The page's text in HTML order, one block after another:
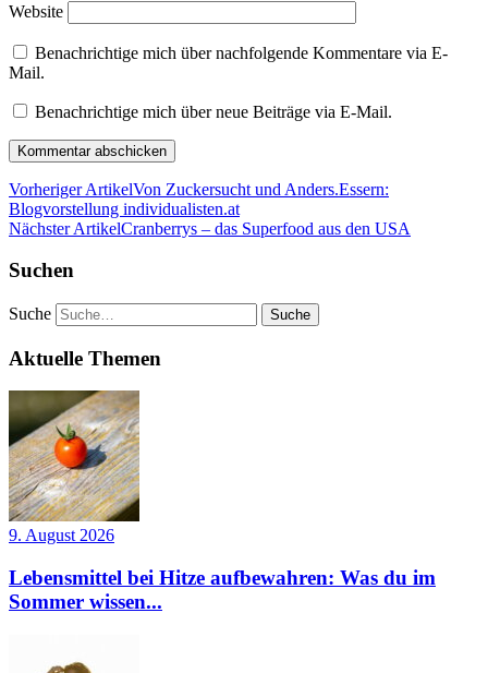
Website
Benachrichtige mich über nachfolgende Kommentare via E-
Mail.
Benachrichtige mich über neue Beiträge via E-Mail.
Vorheriger ArtikelVon Zuckersucht und Anders.Essern:
Blogvorstellung individualisten.at
Nächster ArtikelCranberrys – das Superfood aus den USA
Suchen
Suche
Aktuelle Themen
9. August 2026
Lebensmittel bei Hitze aufbewahren: Was du im
Sommer wissen...